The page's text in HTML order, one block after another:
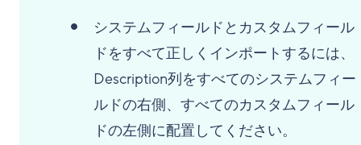
システムフィールドとカスタムフィール
ドをすべて正しくインポートするには、
Description列をすべてのシステムフィー
ルドの右側、すべてのカスタムフィール
ドの左側に配置してください。